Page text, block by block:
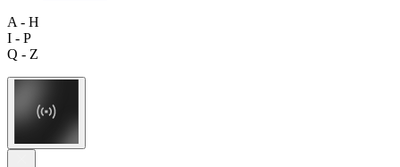
A - H
I - P
Q - Z